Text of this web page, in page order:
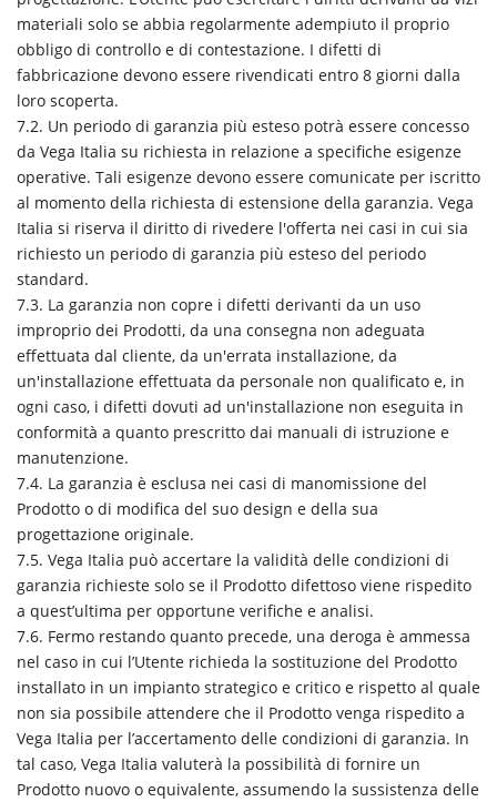
materiali solo se abbia regolarmente adempiuto il proprio
obbligo di controllo e di contestazione. I difetti di
fabbricazione devono essere rivendicati entro 8 giorni dalla
loro scoperta.
7.2. Un periodo di garanzia più esteso potrà essere concesso
da Vega Italia su richiesta in relazione a specifiche esigenze
operative. Tali esigenze devono essere comunicate per iscritto
al momento della richiesta di estensione della garanzia. Vega
Italia si riserva il diritto di rivedere l'offerta nei casi in cui sia
richiesto un periodo di garanzia più esteso del periodo
standard.
7.3. La garanzia non copre i difetti derivanti da un uso
improprio dei Prodotti, da una consegna non adeguata
effettuata dal cliente, da un'errata installazione, da
un'installazione effettuata da personale non qualificato e, in
ogni caso, i difetti dovuti ad un'installazione non eseguita in
conformità a quanto prescritto dai manuali di istruzione e
manutenzione.
7.4. La garanzia è esclusa nei casi di manomissione del
Prodotto o di modifica del suo design e della sua
progettazione originale.
7.5. Vega Italia può accertare la validità delle condizioni di
garanzia richieste solo se il Prodotto difettoso viene rispedito
a quest’ultima per opportune verifiche e analisi.
7.6. Fermo restando quanto precede, una deroga è ammessa
nel caso in cui l’Utente richieda la sostituzione del Prodotto
installato in un impianto strategico e critico e rispetto al quale
non sia possibile attendere che il Prodotto venga rispedito a
Vega Italia per l’accertamento delle condizioni di garanzia. In
tal caso, Vega Italia valuterà la possibilità di fornire un
Prodotto nuovo o equivalente, assumendo la sussistenza delle